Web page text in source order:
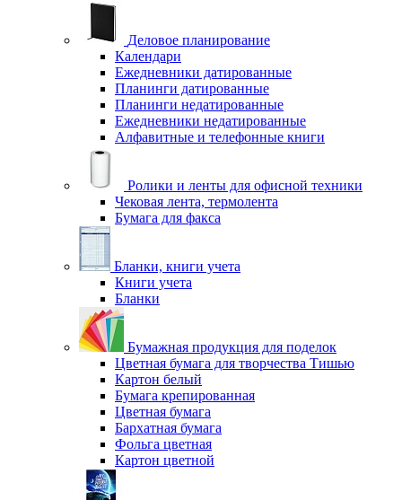
Деловое планирование
Календари
Ежедневники датированные
Планинги датированные
Планинги недатированные
Ежедневники недатированные
Алфавитные и телефонные книги
Ролики и ленты для офисной техники
Чековая лента, термолента
Бумага для факса
Бланки, книги учета
Книги учета
Бланки
Бумажная продукция для поделок
Цветная бумага для творчества Тишью
Картон белый
Бумага крепированная
Цветная бумага
Бархатная бумага
Фольга цветная
Картон цветной